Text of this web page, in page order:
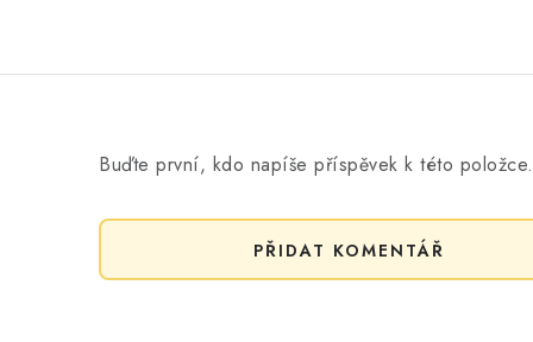
Buďte první, kdo napíše příspěvek k této položce.
PŘIDAT KOMENTÁŘ